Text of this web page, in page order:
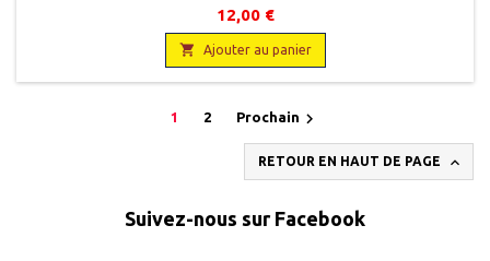
12,00 €
 Ajouter au panier
1 2 Prochain 
RETOUR EN HAUT DE PAGE 
Suivez-nous sur Facebook